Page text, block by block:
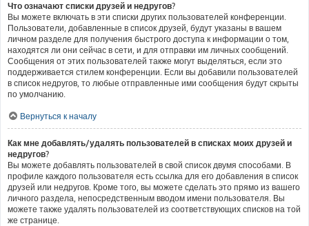
Что означают списки друзей и недругов?
Вы можете включать в эти списки других пользователей конференции.
Пользователи, добавленные в список друзей, будут указаны в вашем
личном разделе для получения быстрого доступа к информации о том,
находятся ли они сейчас в сети, и для отправки им личных сообщений.
Сообщения от этих пользователей также могут выделяться, если это
поддерживается стилем конференции. Если вы добавили пользователей
в список недругов, то любые отправленные ими сообщения будут скрыты
по умолчанию.
Вернуться к началу
Как мне добавлять/удалять пользователей в списках моих друзей и
недругов?
Вы можете добавлять пользователей в свой список двумя способами. В
профиле каждого пользователя есть ссылка для его добавления в список
друзей или недругов. Кроме того, вы можете сделать это прямо из вашего
личного раздела, непосредственным вводом имени пользователя. Вы
можете также удалять пользователей из соответствующих списков на той
же странице.